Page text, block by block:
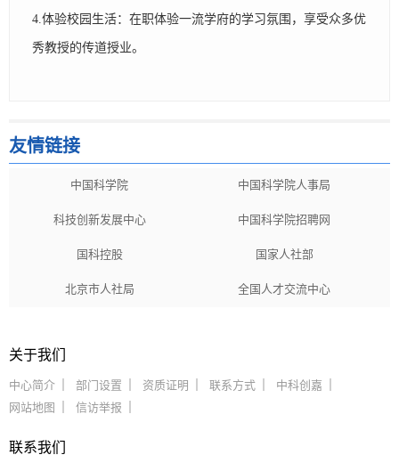
4.体验校园生活：在职体验一流学府的学习氛围，享受众多优
秀教授的传道授业。
友情链接
中国科学院 中国科学院人事局
科技创新发展中心 中国科学院招聘网
国科控股 国家人社部
北京市人社局 全国人才交流中心
关于我们
中心简介 部门设置 资质证明 联系方式
中科创嘉
网站地图
信访举报
联系我们